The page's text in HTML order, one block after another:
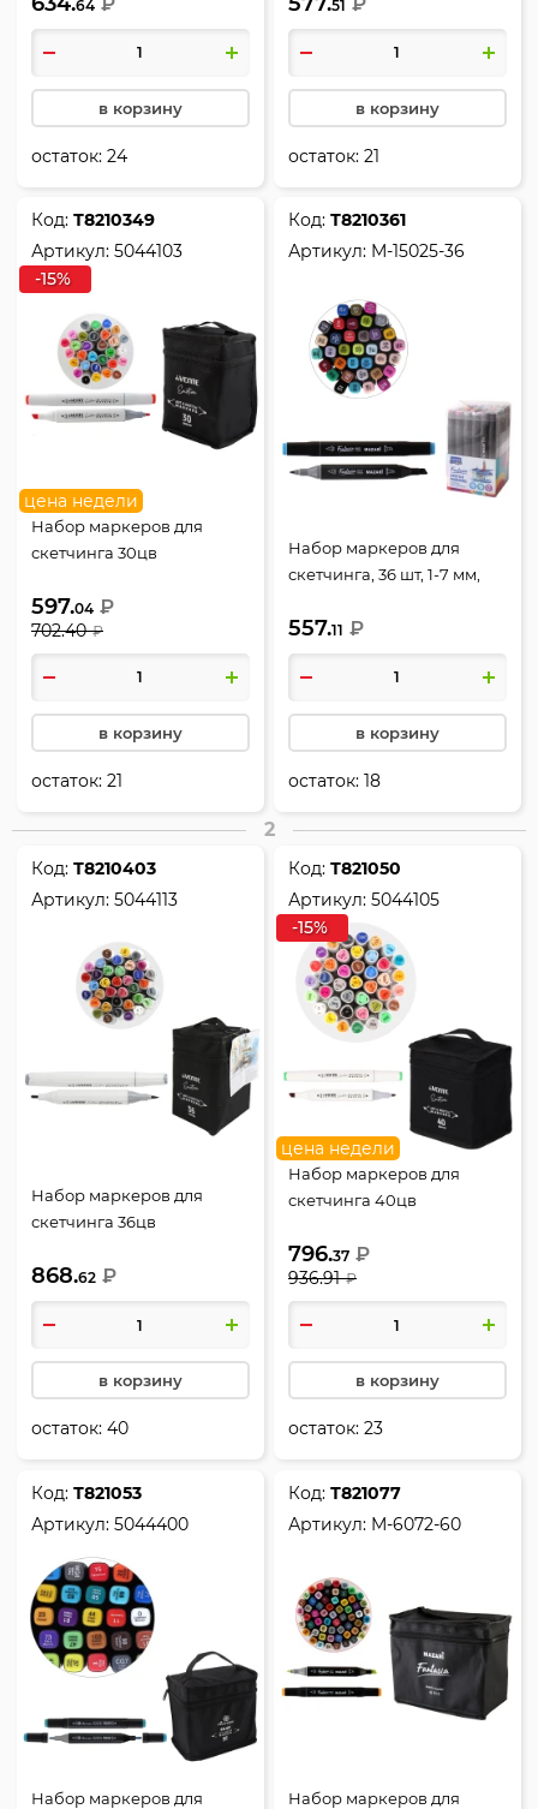
5044102
64
в корзину
остаток:24
deVENTE, 5044111
51
в корзину
остаток:21
Код:Т8210349
Артикул:5044103
-15%
цена недели
Набор маркеров для
скетчинга 30цв
deVENTE Emotion 5044103
597.04 ₽
702.40 ₽
в корзину
остаток:21
Код:Т8210361
Артикул: M-15025-36
Набор маркеров для
скетчинга, 36 шт, 1-7 мм,
Mazari, M-15025-36
557.11 ₽
в корзину
остаток:18
2
Код:Т8210403
Артикул:5044113
Набор маркеров для
скетчинга 36цв
кистевидный/скошенный
deVENTE Эмоции 5044113
868.62 ₽
в корзину
остаток:40
Код:Т821050
Артикул:5044105
-15%
цена недели
Набор маркеров для
скетчинга 40цв
пулевидный/скошенный
deVENTE Emotion 5044105
796.37 ₽
936.91 ₽
в корзину
остаток:23
Код:Т821053
Артикул:5044400
Набор маркеров для
Код:Т821077
Артикул: M-6072-60
Набор маркеров для